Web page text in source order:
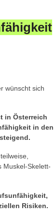
wünscht sich
in Österreich
in den
Muskel-Skelett-
Risiken.